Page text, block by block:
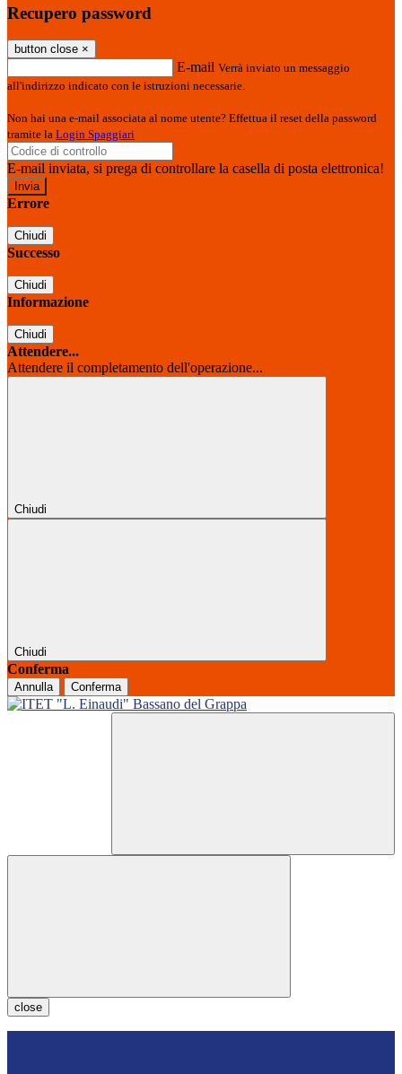
Recupero password
button close ×
E-mail Verrà inviato un messaggio
all'indirizzo indicato con le istruzioni necessarie.
Non hai una e-mail associata al nome utente? Effettua il reset della password
tramite la Login Spaggiari
E-mail inviata, si prega di controllare la casella di posta elettronica!
Errore
Chiudi
Successo
Chiudi
Informazione
Chiudi
Attendere...
Attendere il completamento dell'operazione...
Chiudi
Chiudi
Conferma
Annulla Conferma
close